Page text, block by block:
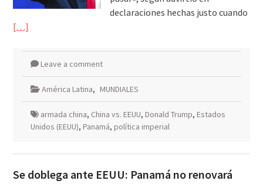
declaraciones hechas justo cuando
[…]
Leave a comment
América Latina, MUNDIALES
armada china, China vs. EEUU, Donald Trump, Estados
Unidos (EEUU), Panamá, política imperial
Se doblega ante EEUU: Panamá no renovará